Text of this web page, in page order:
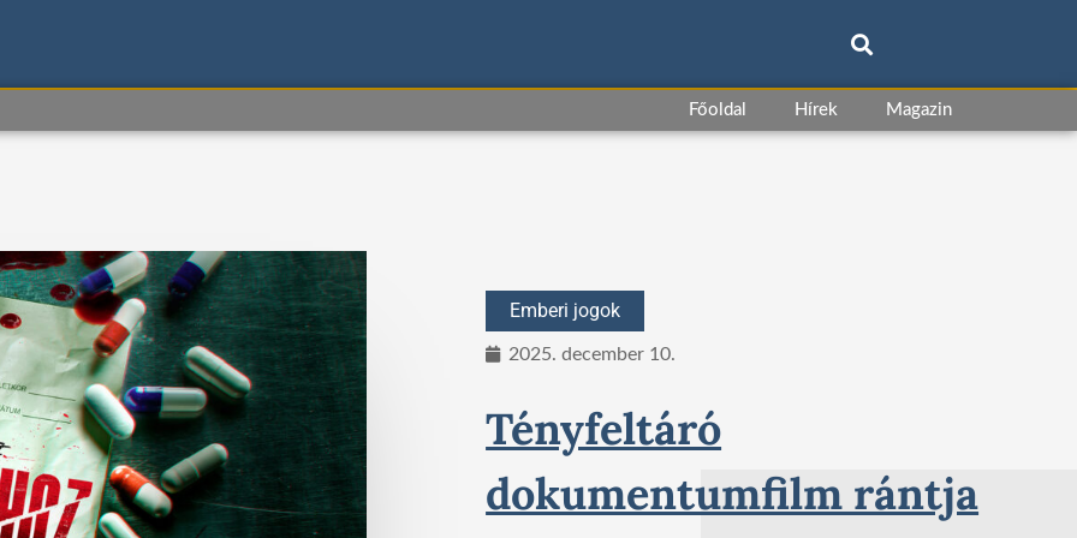
Főoldal Hírek Magazin
Emberi jogok
2025. december 10.
Tényfeltáró
dokumentumfilm rántja